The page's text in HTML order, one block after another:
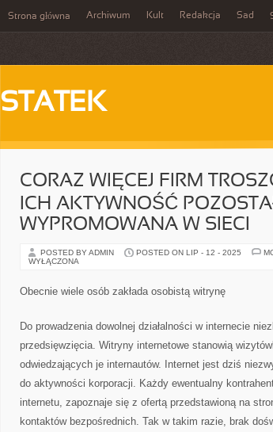
Strona główna Archiwum Kult Redakcja Sad
STATEK
CORAZ WIĘCEJ FIRM
ICH AKTYWNOŚĆ
WYPROMOWANA W SIECI
POSTED BY ADMIN POSTED ON LIP - 12 - 2025
WYŁĄCZONA
Obecnie wiele osób zakłada osobistą witrynę
Do prowadzenia dowolnej działalności w internecie
przedsięwzięcia. Witryny internetowe stanowią
odwiedzających je internautów. Internet jest dziś
do aktywności korporacji. Każdy ewentualny
internetu, zapoznaje się z ofertą przedstawioną na
kontaktów bezpośrednich. Tak w takim razie, brak